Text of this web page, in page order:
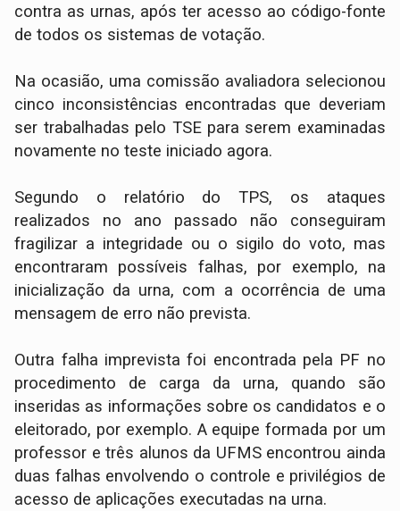
contra as urnas, após ter acesso ao código-fonte
de todos os sistemas de votação.
Na ocasião, uma comissão avaliadora selecionou
cinco inconsistências encontradas que deveriam
ser trabalhadas pelo TSE para serem examinadas
novamente no teste iniciado agora.
Segundo o relatório do TPS, os ataques
realizados no ano passado não conseguiram
fragilizar a integridade ou o sigilo do voto, mas
encontraram possíveis falhas, por exemplo, na
inicialização da urna, com a ocorrência de uma
mensagem de erro não prevista.
Outra falha imprevista foi encontrada pela PF no
procedimento de carga da urna, quando são
inseridas as informações sobre os candidatos e o
eleitorado, por exemplo. A equipe formada por um
professor e três alunos da UFMS encontrou ainda
duas falhas envolvendo o controle e privilégios de
acesso de aplicações executadas na urna.